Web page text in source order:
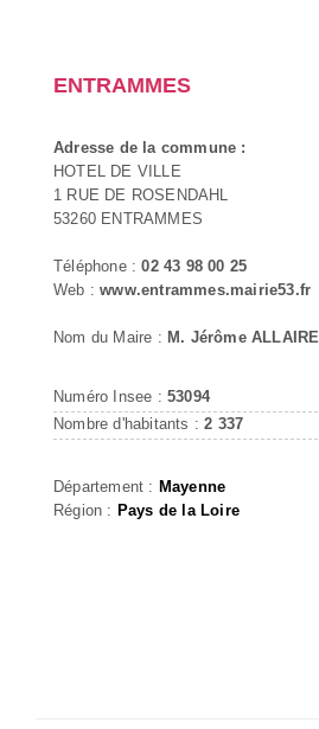
ENTRAMMES
Adresse de la commune :
HOTEL DE VILLE
1 RUE DE ROSENDAHL
53260 ENTRAMMES
Téléphone :02 43 98 00 25
Web :www.entrammes.mairie53.fr
Nom du Maire : M. Jérôme ALLAIRE
Numéro Insee : 53094
Nombre d'habitants :2 337
Département : Mayenne
Région : Pays de la Loire